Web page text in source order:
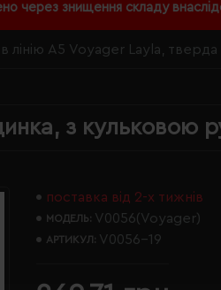
через знищення складу
лінію А5 Voyager Layla,
з кульковою
поставка від 2-х тижнів
МОДЕЛЬ: V0056(Voyager)
АРТИКУЛ: V0056-19